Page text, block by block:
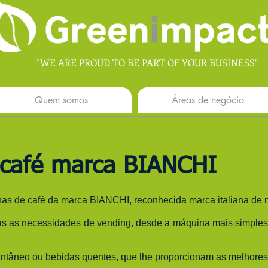
"WE ARE PROUD TO BE PART OF YOUR BUSINESS"
Quem somos Áreas de negócio
marca BIANCHI
de café da marca BIANCHI, reconhecida marca italiana de
as necessidades de vending, desde a máquina mais
ou bebidas quentes, que lhe proporcionam as